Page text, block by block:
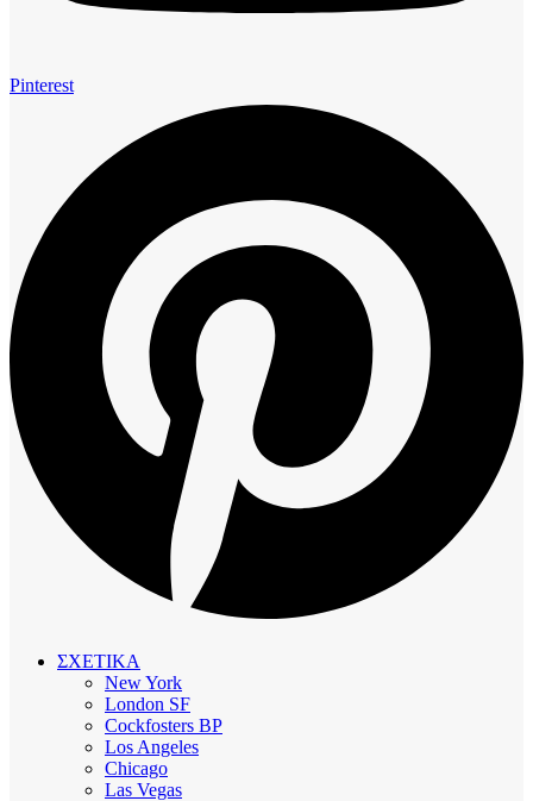
Pinterest
ΣΧΕΤΙΚΑ
New York
London SF
Cockfosters BP
Los Angeles
Chicago
Las Vegas